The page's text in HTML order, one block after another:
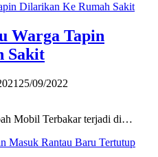
Warga Tapin
Sakit
25/09/2022
Mobil Terbakar terjadi di…